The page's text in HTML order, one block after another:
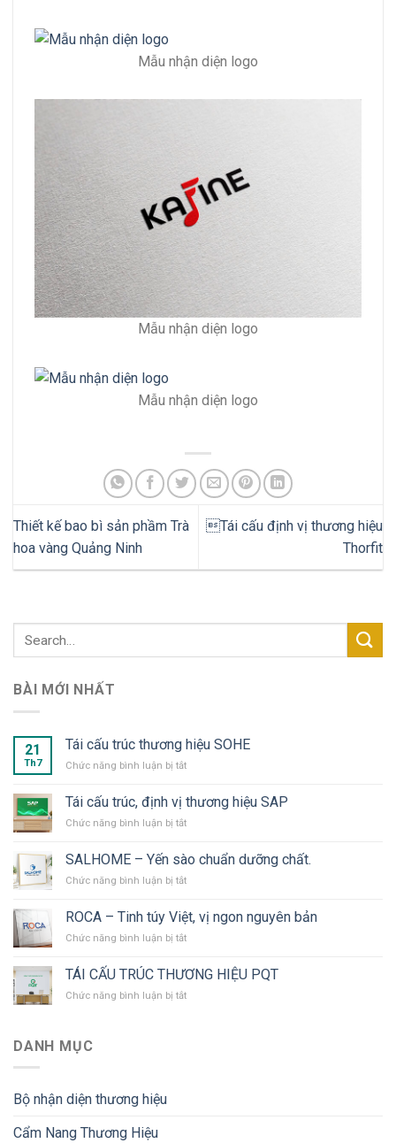
Mẫu nhận diện logo
Mẫu nhận diện logo
Mẫu nhận diện logo
Thiết kế bao bì sản phầm Trà
hoa vàng Quảng Ninh
Tái cấu định vị thương hiệu
Thorfit
BÀI MỚI NHẤT
21
Th7
Tái cấu trúc thương hiệu SOHE
Chức năng bình luận bị tắtở
cấu
trúc
thương
SOHE
Tái cấu trúc, định vị thương hiệu SAP
Chức năng bình luận bị tắtở
trúc,
định
thương
hiệu
SAP
SALHOME – Yến sào chuẩn dưỡng chất.
Chức năng bình luận bị tắtở
–
Yến
sào
dưỡng
ROCA – Tinh túy Việt, vị ngon nguyên bản
Chức năng bình luận bị tắtở
–
Tinh
túy
TÁI CẤU TRÚC THƯƠNG HIỆU PQT
Chức năng bình luận bị tắtở
DANH MỤC
Bộ nhận diện thương hiệu
Cẩm Nang Thương Hiệu